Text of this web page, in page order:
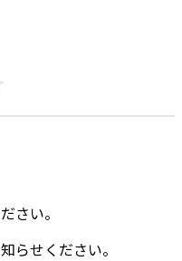
さい。
らせください。